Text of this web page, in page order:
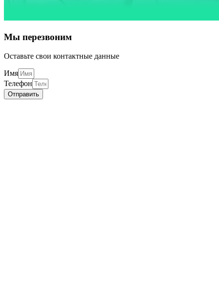
Мы перезвоним
Оставьте свои контактные данные
Имя
Телефон
Отправить